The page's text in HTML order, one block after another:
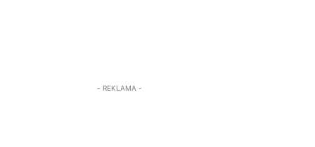
- REKLAMA -